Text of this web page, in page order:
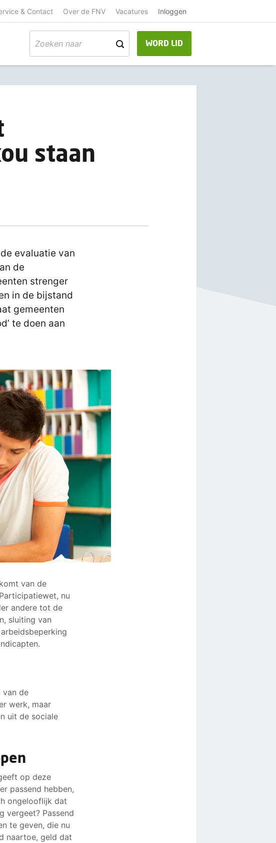
& Contact Over de FNV Vacatures Inloggen
WORD LID
staan
evaluatie van
de
strenger
in de bijstand
gemeenten
te doen aan
van de
nu
andere tot de
sluiting van
van de
werk, maar
uit de sociale
op deze
passend hebben,
ongelooflijk dat
vergeet? Passend
te geven, die nu
naartoe, geld dat